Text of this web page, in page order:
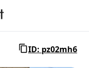
ID: pz02mh6